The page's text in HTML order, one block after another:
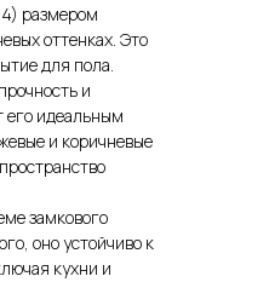
размером
оттенках. Это
для пола.
и
его идеальным
и коричневые
замкового
оно устойчиво к
кухни и